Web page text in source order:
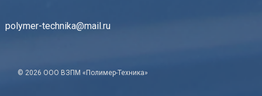
polymer-technika@mail.ru
© 2026 ООО ВЗПМ «Полимер-Техника»